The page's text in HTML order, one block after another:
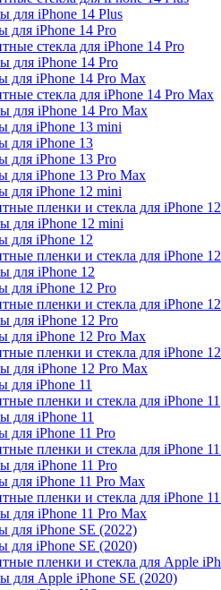
для iPhone 14 Plus
для iPhone 14 Pro
стекла для iPhone 14 Pro
для iPhone 14 Pro
для iPhone 14 Pro Max
стекла для iPhone 14 Pro Max
для iPhone 14 Pro Max
для iPhone 13 mini
для iPhone 13
для iPhone 13 Pro
для iPhone 13 Pro Max
для iPhone 12 mini
пленки и стекла для iPhone
для iPhone 12 mini
для iPhone 12
пленки и стекла для iPhone 12
для iPhone 12
для iPhone 12 Pro
пленки и стекла для iPhone
для iPhone 12 Pro
для iPhone 12 Pro Max
пленки и стекла для iPhone
для iPhone 12 Pro Max
для iPhone 11
пленки и стекла для iPhone 11
для iPhone 11
для iPhone 11 Pro
пленки и стекла для iPhone
для iPhone 11 Pro
для iPhone 11 Pro Max
пленки и стекла для iPhone
для iPhone 11 Pro Max
для iPhone SE (2022)
для iPhone SE (2020)
пленки и стекла для Apple
для Apple iPhone SE (2020)